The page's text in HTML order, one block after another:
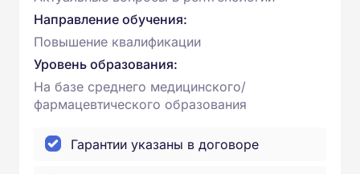
Направление обучения:
Повышение квалификации
Уровень образования:
На базе среднего медицинского/
фармацевтического образования
Гарантии указаны в договоре